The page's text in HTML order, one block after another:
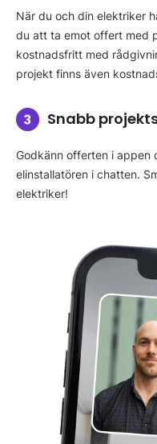
När du och din elektriker
du att ta emot offert med
kostnadsfritt med
projekt finns även
Snabb
Godkänn offerten i appen
elinstallatören i chatten.
elektriker!